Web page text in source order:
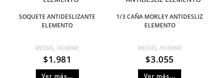
SOQUETE ANTIDESLIZANTE
ELEMENTO
MEDIAS,HOMBRE
$1.981
Ver más...
1/3 CAÑA MORLEY ANTIDESLIZ
ELEMENTO
MEDIAS, HOMBRE
$3.055
Ver más...